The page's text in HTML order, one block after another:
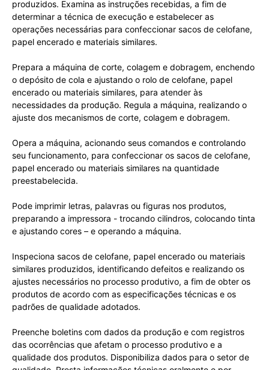
produzidos. Examina as instruções recebidas, a fim de
determinar a técnica de execução e estabelecer as
operações necessárias para confeccionar sacos de celofane,
papel encerado e materiais similares.
Prepara a máquina de corte, colagem e dobragem, enchendo
o depósito de cola e ajustando o rolo de celofane, papel
encerado ou materiais similares, para atender às
necessidades da produção. Regula a máquina, realizando o
ajuste dos mecanismos de corte, colagem e dobragem.
Opera a máquina, acionando seus comandos e controlando
seu funcionamento, para confeccionar os sacos de celofane,
papel encerado ou materiais similares na quantidade
preestabelecida.
Pode imprimir letras, palavras ou figuras nos produtos,
preparando a impressora - trocando cilindros, colocando tinta
e ajustando cores – e operando a máquina.
Inspeciona sacos de celofane, papel encerado ou materiais
similares produzidos, identificando defeitos e realizando os
ajustes necessários no processo produtivo, a fim de obter os
produtos de acordo com as especificações técnicas e os
padrões de qualidade adotados.
Preenche boletins com dados da produção e com registros
das ocorrências que afetam o processo produtivo e a
qualidade dos produtos. Disponibiliza dados para o setor de